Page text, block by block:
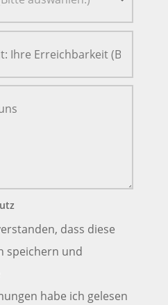
dass diese
speichern und
habe ich gelesen